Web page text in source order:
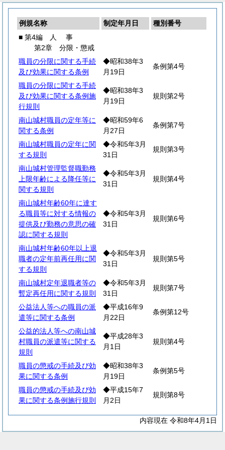
例規名称 制定年月日
種別番号
■ 第4編
人 事
第2章 分限・懲戒
職員の分限に関する手続
及び効果に関する条例
◆昭和38年3
月19日
条例第4号
職員の分限に関する手続
及び効果に関する条例施
行規則
◆昭和38年3
月19日
規則第2号
南山城村職員の定年等に
関する条例
◆昭和59年6
月27日
条例第7号
南山城村職員の定年に関
する規則
◆令和5年3月
31日
規則第3号
南山城村管理監督職勤務
上限年齢による降任等に
関する規則
◆令和5年3月
31日
規則第4号
南山城村年齢60年に達す
る職員等に対する情報の
提供及び勤務の意思の確
認に関する規則
◆令和5年3月
31日
規則第6号
南山城村年齢60年以上退
職者の定年前再任用に関
する規則
◆令和5年3月
31日
規則第5号
南山城村定年退職者等の
暫定再任用に関する規則
◆令和5年3月
31日
規則第7号
公益法人等への職員の派
遣等に関する条例
◆平成16年9
月22日
条例第12号
公益的法人等への南山城
村職員の派遣等に関する
規則
◆平成28年3
月1日
規則第4号
職員の懲戒の手続及び効
果に関する条例
◆昭和38年3
月19日
条例第5号
職員の懲戒の手続及び効
果に関する条例施行規則
◆平成15年7
月2日
規則第8号
内容現在 令和8年4月1日